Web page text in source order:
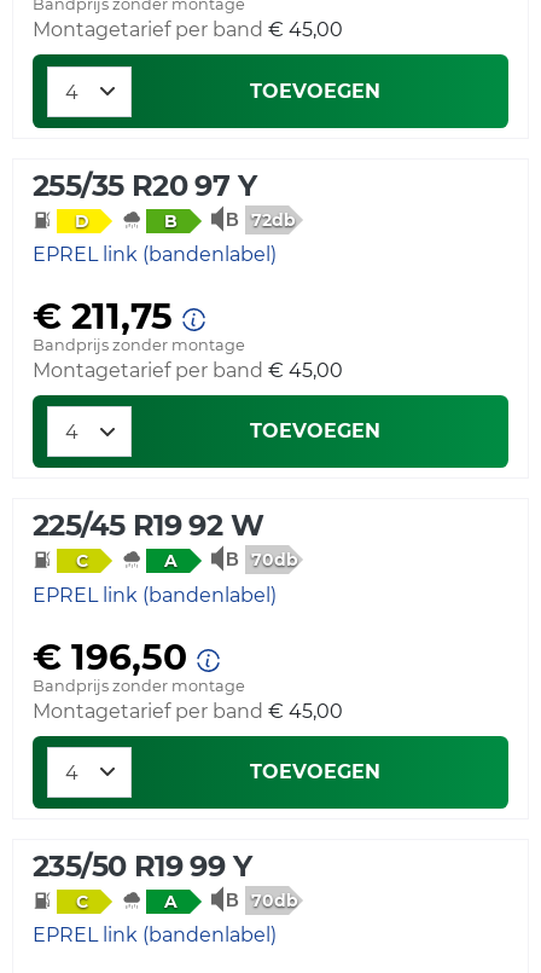
Bandprijs zonder montage
Montagetarief per band € 45,00
TOEVOEGEN
255/35 R20 97 Y
D B 72db
EPREL link (bandenlabel)
€ 211,75
Bandprijs zonder montage
Montagetarief per band € 45,00
TOEVOEGEN
225/45 R19 92 W
C A 70db
EPREL link (bandenlabel)
€ 196,50
Bandprijs zonder montage
Montagetarief per band € 45,00
TOEVOEGEN
235/50 R19 99 Y
C A 70db
EPREL link (bandenlabel)